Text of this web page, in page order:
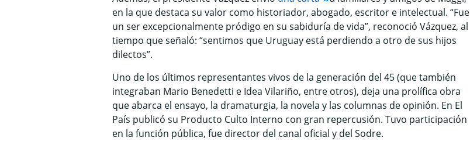
en la que destaca su valor como historiador, abogado, escritor e intelectual. “Fue
un ser excepcionalmente pródigo en su sabiduría de vida”, reconoció Vázquez, al
tiempo que señaló: “sentimos que Uruguay está perdiendo a otro de sus hijos
dilectos”.
Uno de los últimos representantes vivos de la generación del 45 (que también
integraban Mario Benedetti e Idea Vilariño, entre otros), deja una prolífica obra
que abarca el ensayo, la dramaturgia, la novela y las columnas de opinión. En El
País publicó su Producto Culto Interno con gran repercusión. Tuvo participación
en la función pública, fue director del canal oficial y del Sodre.